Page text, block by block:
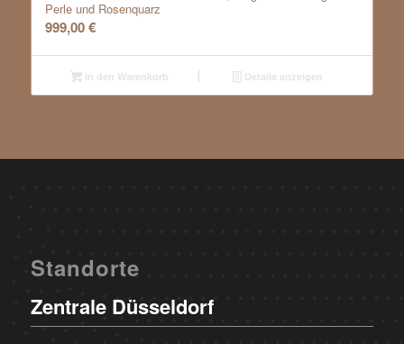
Perle und Rosenquarz
999,00€
In den Warenkorb Details anzeigen
Standorte
Zentrale Düsseldorf